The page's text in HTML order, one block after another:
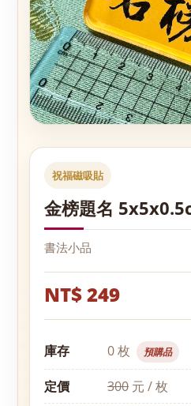
祝福磁吸貼
金榜題名
書法小品
NT$ 249
庫存 0 枚 預購品
定價 300 元 / 枚